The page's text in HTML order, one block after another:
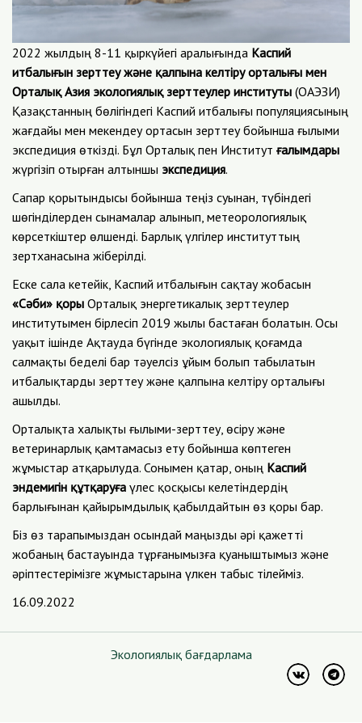
2022 жылдың 8-11 қыркүйегі аралығында Каспий
итбалығын зерттеу және қалпына келтіру орталығы мен
Орталық Азия экологиялық зерттеулер институты (ОАЭЗИ)
Қазақстанның бөлігіндегі Каспий итбалығы популяциясының
жағдайы мен мекендеу ортасын зерттеу бойынша ғылыми
экспедиция өткізді. Бұл Орталық пен Институт ғалымдары
жүргізіп отырған алтыншы экспедиция.
Сапар қорытындысы бойынша теңіз суынан, түбіндегі
шөгінділерден сынамалар алынып, метеорологиялық
көрсеткіштер өлшенді. Барлық үлгілер институттың
зертханасына жіберілді.
Еске сала кетейік, Каспий итбалығын сақтау жобасын
«Сәби» қоры Орталық энергетикалық зерттеулер
институтымен бірлесіп 2019 жылы бастаған болатын. Осы
уақыт ішінде Ақтауда бүгінде экологиялық қоғамда
салмақты беделі бар тәуелсіз ұйым болып табылатын
итбалықтарды зерттеу және қалпына келтіру орталығы
ашылды.
Орталықта халықты ғылыми-зерттеу, өсіру және
ветеринарлық қамтамасыз ету бойынша көптеген
жұмыстар атқарылуда. Сонымен қатар, оның Каспий
эндемигін құтқаруға үлес қосқысы келетіндердің
барлығынан қайырымдылық қабылдайтын өз қоры бар.
Біз өз тарапымыздан осындай маңызды әрі қажетті
жобаның бастауында тұрғанымызға қуаныштымыз және
әріптестерімізге жұмыстарына үлкен табыс тілейміз.
16.09.2022
Экологиялық бағдарлама